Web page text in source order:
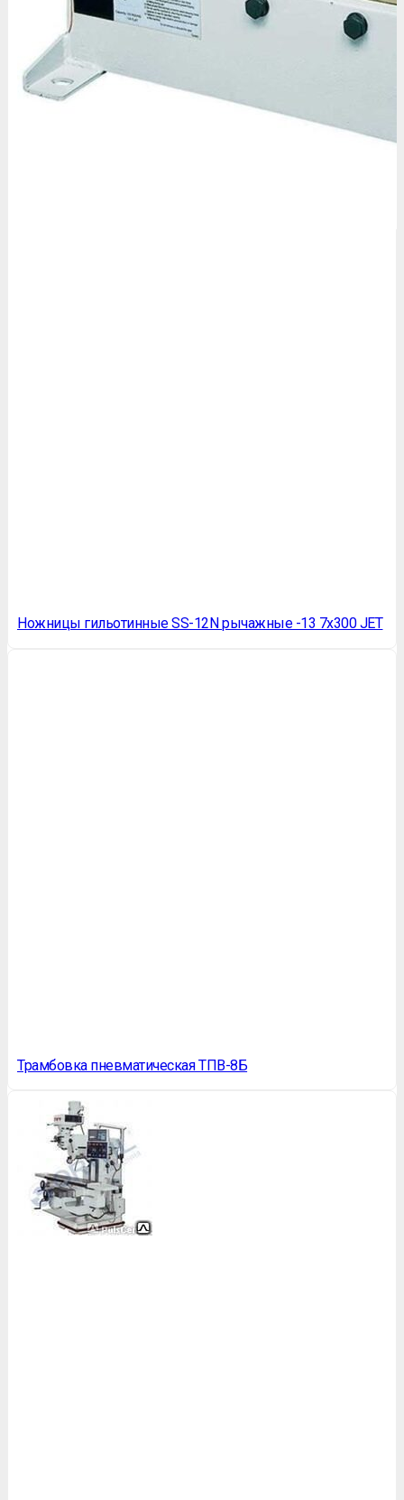
Ножницы гильотинные SS-12N рычажные -13 7х300 JET
Трамбовка пневматическая ТПВ-8Б